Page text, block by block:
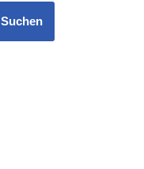
Suchen